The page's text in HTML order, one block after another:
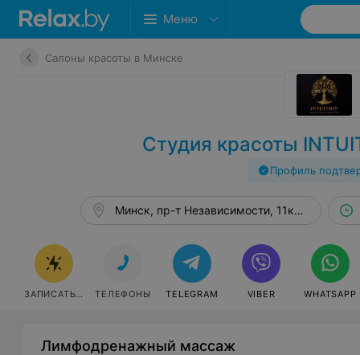
Меню
Салоны красоты в Минске
Студия красоты
Профиль
Минск, пр-т Независимости, 11к2, оф. 328
ЗАПИСАТЬСЯ ТЕЛЕФОНЫ TELEGRAM VIBER WHATSAPP
Лимфодренажный массаж